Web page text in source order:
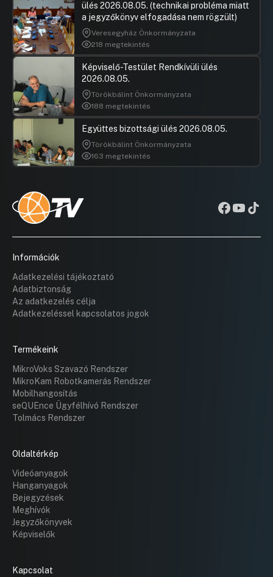
ülés 2026.08.05. (technikai probléma miatt
a jegyzőkönyv elfogadása nem rögzült)
Veresegyház Önkormányzata
218 megtekintés
Képviselő-Testület Rendkívüli ülés
2026.08.05.
Törökbálint Önkormányzata
188 megtekintés
Együttes bizottsági ülés 2026.08.05.
Törökbálint Önkormányzata
163 megtekintés
Információk
Adatkezelési tájékoztató
Adatbiztonság
Az adatkezelés célja
Adatkezeléssel kapcsolatos jogok
Termékeink
MikroVoks Szavazó Rendszer
MikroKam Robotkamerás Rendszer
Mobilhangosítás
seQUEnce Ügyfélhívó Rendszer
Tolmács Rendszer
Oldaltérkép
Videóanyagok
Hanganyagok
Bejegyzések
Meghívók
Jegyzőkönyvek
Képviselők
Kapcsolat